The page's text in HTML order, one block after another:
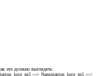
это должно выглядеть:
---> Nanostation_loco_m5 --->